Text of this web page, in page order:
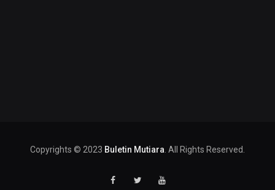
Copyrights © 2023 Buletin Mutiara . All Rights Reserved.